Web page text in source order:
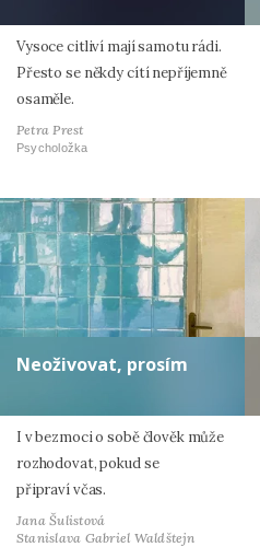
Vysoce citliví mají samotu rádi.
Přesto se někdy cítí nepříjemně
osaměle.
Petra Prest
Psycholožka
Neoživovat, prosím
I v bezmoci o sobě člověk může
rozhodovat, pokud se
připraví včas.
Jana Šulistová
Stanislava Gabriel Waldštejn